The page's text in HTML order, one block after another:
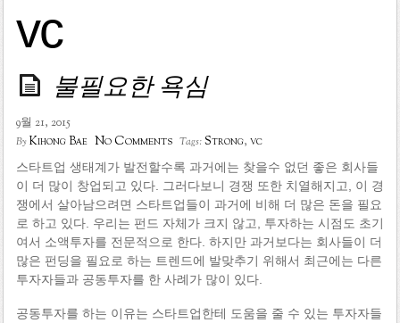
vc
불필요한 욕심
9월 21, 2015
ByKihong Bae No Comments Tags:Strong, vc
스타트업 생태계가 발전할수록 과거에는 찾을수 없던 좋은 회사들
이 더 많이 창업되고 있다. 그러다보니 경쟁 또한 치열해지고, 이 경
쟁에서 살아남으려면 스타트업들이 과거에 비해 더 많은 돈을 필요
로 하고 있다. 우리는 펀드 자체가 크지 않고, 투자하는 시점도 초기
여서 소액투자를 전문적으로 한다. 하지만 과거보다는 회사들이 더
많은 펀딩을 필요로 하는 트렌드에 발맞추기 위해서 최근에는 다른
투자자들과 공동투자를 한 사례가 많이 있다.
공동투자를 하는 이유는 스타트업한테 도움을 줄 수 있는 투자자들